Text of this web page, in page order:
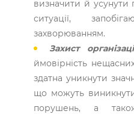
визначити й усунути
ситуації,
захворюванням.
Захист
ймовірність
здатна уникнути
що можуть
порушень, а